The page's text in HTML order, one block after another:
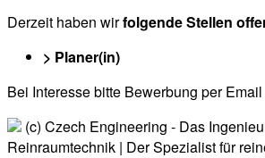
Derzeit haben wirfolgende Stellen
> Planer(in)
Bei Interesse bitte Bewerbung per
(c) Czech Engineering - Das
Reinraumtechnik | Der Spezialist für